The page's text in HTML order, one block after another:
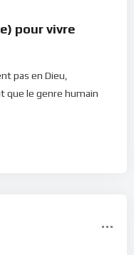
pour vivre
pas en Dieu,
que le genre humain